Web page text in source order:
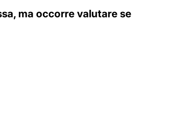
ma occorre valutare se